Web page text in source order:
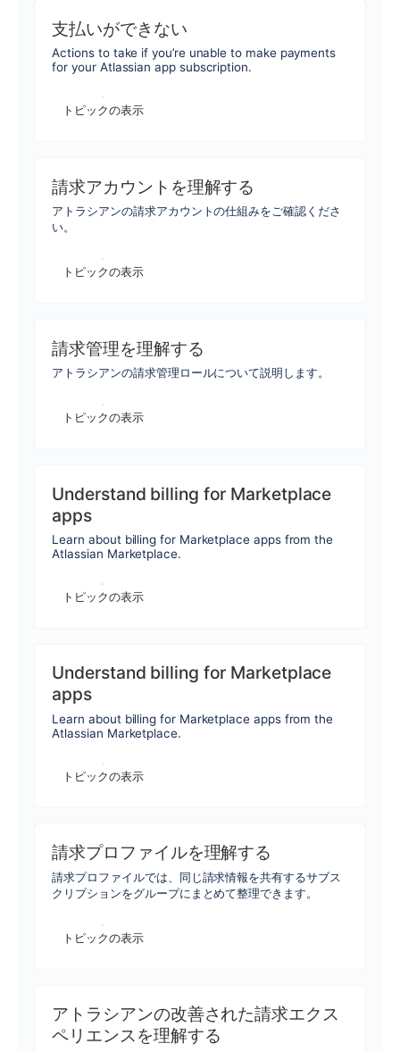
支払いができない
Actions to take if you’re unable to make payments
for your Atlassian app subscription.
トピックの表示
請求アカウントを理解する
アトラシアンの請求アカウントの仕組みをご確認くださ
い。
トピックの表示
請求管理を理解する
アトラシアンの請求管理ロールについて説明します。
トピックの表示
Understand billing for Marketplace
apps
Learn about billing for Marketplace apps from the
Atlassian Marketplace.
トピックの表示
Understand billing for Marketplace
apps
Learn about billing for Marketplace apps from the
Atlassian Marketplace.
トピックの表示
請求プロファイルを理解する
請求プロファイルでは、同じ請求情報を共有するサブス
クリプションをグループにまとめて整理できます。
トピックの表示
アトラシアンの改善された請求エクス
ペリエンスを理解する